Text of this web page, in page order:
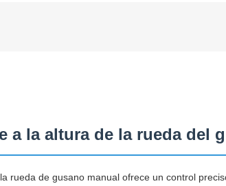
a la altura de la rueda del
rueda de gusano manual ofrece un control